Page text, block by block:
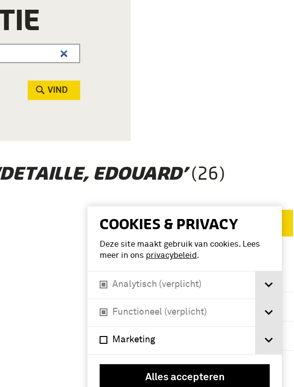
COOKIES & PRIVACY
Deze site maakt gebruik van cookies. Lees
meer in ons privacybeleid.
Analytisch (verplicht)
Functioneel (verplicht)
Marketing
Alles accepteren
VIND
EDOUARD’(26)
Verwijder filters
Deelcollectie
Gebruiksgrafiek
(11)
Tekeningen (8)